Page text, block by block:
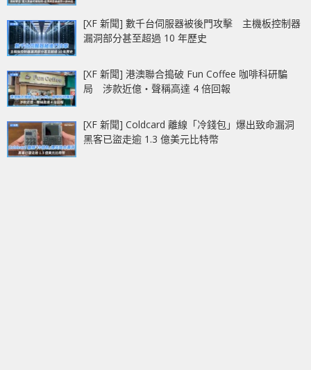
[XF 新聞] 數千台伺服器被後門攻擊 主機板控制器
漏洞部分甚至超過 10 年歷史
[XF 新聞] 港澳聯合搗破 Fun Coffee 咖啡科研騙
局 涉款近億‧聲稱高達 4 倍回報
[XF 新聞] Coldcard 離線「冷錢包」爆出致命漏洞
黑客已盜走逾 1.3 億美元比特幣